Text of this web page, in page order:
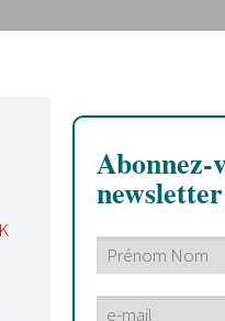
Abonnez-
newsletter